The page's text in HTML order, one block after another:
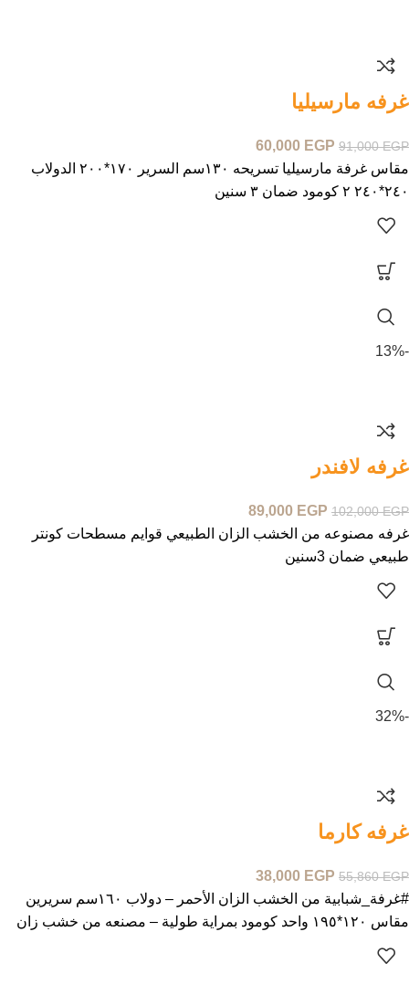
غرفه مارسيليا
91,000EGP
60,000 EGP
مقاس غرفة مارسيليا تسريحه ١٣٠سم السرير ١٧٠*٢٠٠ الدولاب
٢٤٠*٢٤٠ ٢ كومود ضمان ٣ سنين
-13%
غرفه لافندر
102,000EGP
89,000 EGP
غرفه مصنوعه من الخشب الزان الطبيعي قوايم مسطحات كونتر
طبيعي ضمان 3سنين
-32%
غرفه كارما
55,860EGP
38,000 EGP
#غرفة_شبابية من الخشب الزان الأحمر – دولاب ١٦٠سم سريرين
مقاس ١٢٠*١٩٥ واحد كومود بمراية طولية – مصنعه من خشب زان